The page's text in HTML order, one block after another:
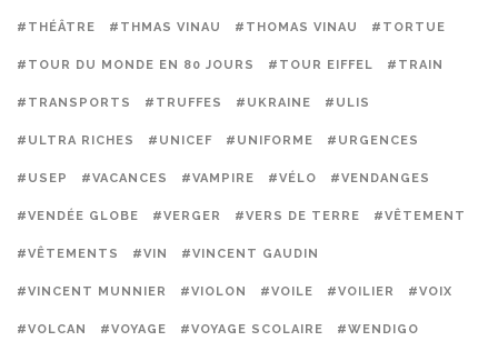
#THÉÂTRE #THMAS VINAU #THOMAS VINAU #TORTUE
#TOUR DU MONDE EN 80 JOURS #TOUR EIFFEL #TRAIN
#TRANSPORTS #TRUFFES #UKRAINE #ULIS
#ULTRA RICHES #UNICEF #UNIFORME #URGENCES
#USEP #VACANCES #VAMPIRE #VÉLO #VENDANGES
#VENDÉE GLOBE #VERGER #VERS DE TERRE #VÊTEMENT
#VÊTEMENTS #VIN #VINCENT GAUDIN
#VINCENT MUNNIER #VIOLON #VOILE #VOILIER #VOIX
#VOLCAN #VOYAGE #VOYAGE SCOLAIRE #WENDIGO